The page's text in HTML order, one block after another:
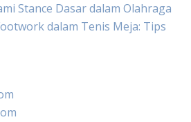
Stance Dasar dalam Olahraga
dalam Tenis Meja: Tips